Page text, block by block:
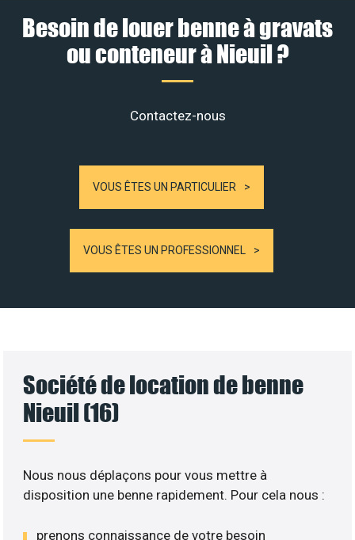
Besoin de louer benne à gravats
ou conteneur à Nieuil ?
Contactez-nous
VOUS ÊTES UN PARTICULIER
VOUS ÊTES UN PROFESSIONNEL
Société de location de benne
Nieuil (16)
Nous nous déplaçons pour vous mettre à
disposition une benne rapidement. Pour cela nous :
prenons connaissance de votre besoin